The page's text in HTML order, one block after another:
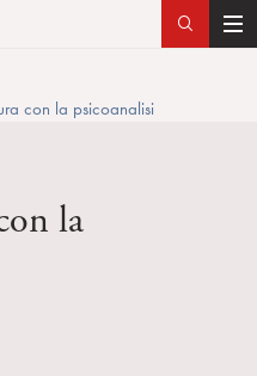
T
con la psicoanalisi
la